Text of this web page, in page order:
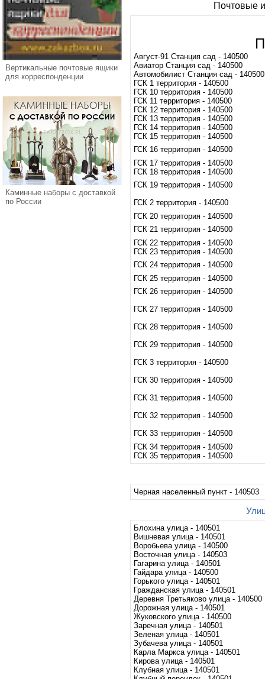
Вертикальные почтовые ящики
для корреспонденции
Каминные наборы с доставкой
по России
Почтовые
Август-91 Станция сад - 140500
Авиатор Станция сад - 140500
Автомобилист Станция сад - 140500
ГСК 1 территория - 140500
ГСК 10 территория - 140500
ГСК 11 территория - 140500
ГСК 12 территория - 140500
ГСК 13 территория - 140500
ГСК 14 территория - 140500
ГСК 15 территория - 140500
ГСК 16 территория - 140500
ГСК 17 территория - 140500
ГСК 18 территория - 140500
ГСК 19 территория - 140500
ГСК 2 территория - 140500
ГСК 20 территория - 140500
ГСК 21 территория - 140500
ГСК 22 территория - 140500
ГСК 23 территория - 140500
ГСК 24 территория - 140500
ГСК 25 территория - 140500
ГСК 26 территория - 140500
ГСК 27 территория - 140500
ГСК 28 территория - 140500
ГСК 29 территория - 140500
ГСК 3 территория - 140500
ГСК 30 территория - 140500
ГСК 31 территория - 140500
ГСК 32 территория - 140500
ГСК 33 территория - 140500
ГСК 34 территория - 140500
ГСК 35 территория - 140500
Черная населенный пункт - 140503
Блохина улица - 140501
Вишневая улица - 140501
Воробьева улица - 140500
Восточная улица - 140503
Гагарина улица - 140501
Гайдара улица - 140500
Горького улица - 140501
Гражданская улица - 140501
Деревня Третьяково улица - 140500
Дорожная улица - 140501
Жуковского улица - 140500
Заречная улица - 140501
Зеленая улица - 140501
Зубачева улица - 140501
Карла Маркса улица - 140501
Кирова улица - 140501
Клубная улица - 140501